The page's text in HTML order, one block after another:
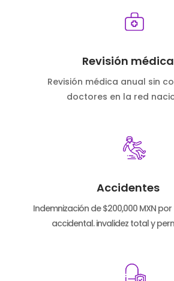
Revisión médica
Revisión médica anual sin
doctores en la red
Accidentes
Indemnización de $200,000 MXN
accidental. invalidez total y